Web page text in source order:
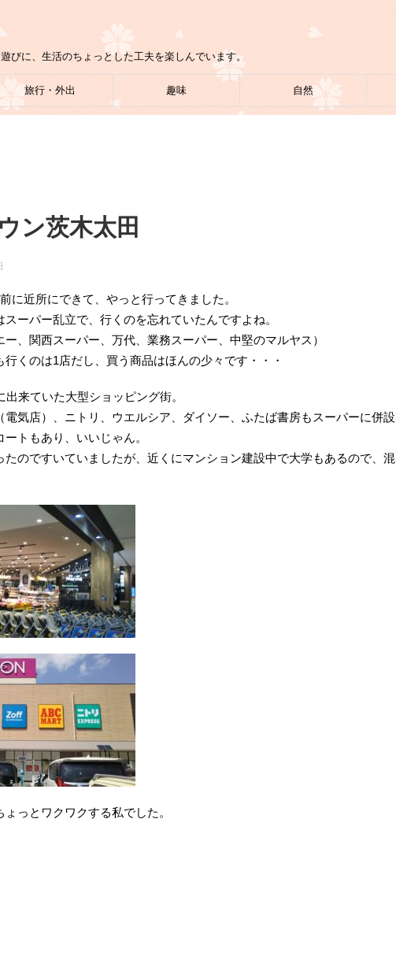
びに、生活のちょっとした工夫を楽しんでいます。
旅行・外出 趣味 自然
ン茨木太田
に近所にできて、やっと行ってきました。
ーパー乱立で、行くのを忘れていたんですよね。
ー、関西スーパー、万代、業務スーパー、中堅のマルヤス）
くのは1店だし、買う商品はほんの少々です・・・
出来ていた大型ショッピング街。
電気店）、ニトリ、ウエルシア、ダイソー、ふたば書房もスーパーに併設
トもあり、いいじゃん。
たのですいていましたが、近くにマンション建設中で大学もあるので、混
っとワクワクする私でした。